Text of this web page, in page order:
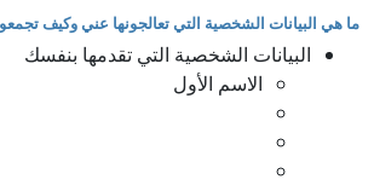
ما هي البيانات الشخصية التي تعالجونها عني وكيف
البيانات الشخصية التي تقدمها بنفسك
الاسم الأول